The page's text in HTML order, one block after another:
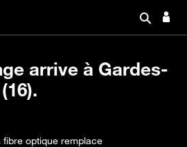
arrive à Gardes-
fibre optique remplace